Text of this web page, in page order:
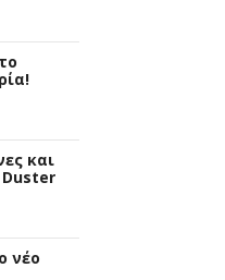
και
Duster
νέο